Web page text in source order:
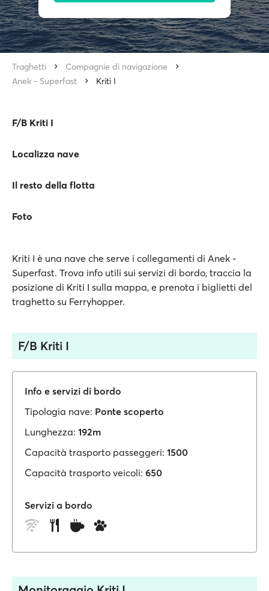
Traghetti
Compagnie di navigazione
Anek - Superfast
Kriti I
F/B Kriti I
Localizza nave
Il resto della flotta
Foto
Kriti I è una nave che serve i collegamenti di Anek -
Superfast. Trova info utili sui servizi di bordo, traccia la
posizione di Kriti I sulla mappa, e prenota i biglietti del
traghetto su Ferryhopper.
F/B Kriti I
Info e servizi di bordo
Tipologia nave: Ponte scoperto
Lunghezza: 192m
Capacità trasporto passeggeri: 1500
Capacità trasporto veicoli: 650
Servizi a bordo